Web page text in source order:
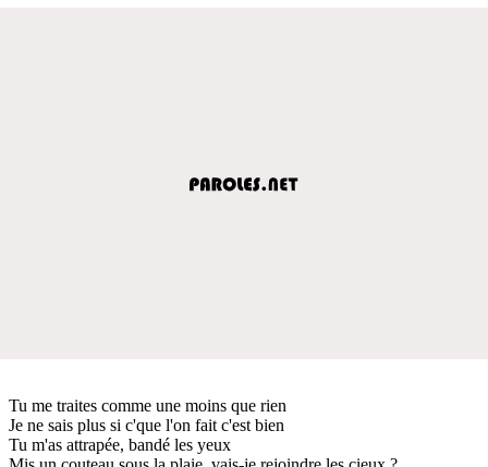
Tu me traites comme une moins que rien
Je ne sais plus si c'que l'on fait c'est bien
Tu m'as attrapée, bandé les yeux